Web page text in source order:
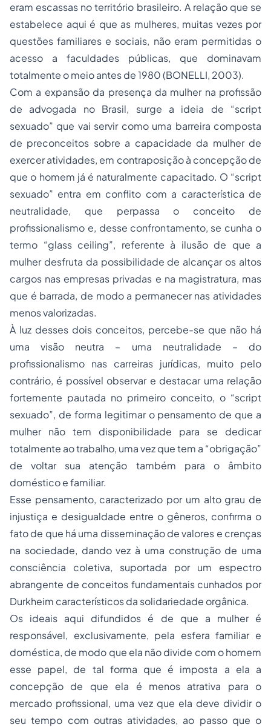
eram escassas no território brasileiro. A relação que se
estabelece aqui é que as mulheres, muitas vezes por
questões familiares e sociais, não eram permitidas o
acesso a faculdades públicas, que dominavam
totalmente o meio antes de 1980 (BONELLI, 2003).
Com a expansão da presença da mulher na profissão
de advogada no Brasil, surge a ideia de “script
sexuado” que vai servir como uma barreira composta
de preconceitos sobre a capacidade da mulher de
exercer atividades, em contraposição à concepção de
que o homem já é naturalmente capacitado. O “script
sexuado” entra em conflito com a característica de
neutralidade, que perpassa o conceito de
profissionalismo e, desse confrontamento, se cunha o
termo “glass ceiling”, referente à ilusão de que a
mulher desfruta da possibilidade de alcançar os altos
cargos nas empresas privadas e na magistratura, mas
que é barrada, de modo a permanecer nas atividades
menos valorizadas.
À luz desses dois conceitos, percebe-se que não há
uma visão neutra – uma neutralidade – do
profissionalismo nas carreiras jurídicas, muito pelo
contrário, é possível observar e destacar uma relação
fortemente pautada no primeiro conceito, o “script
sexuado”, de forma legitimar o pensamento de que a
mulher não tem disponibilidade para se dedicar
totalmente ao trabalho, uma vez que tem a “obrigação”
de voltar sua atenção também para o âmbito
doméstico e familiar.
Esse pensamento, caracterizado por um alto grau de
injustiça e desigualdade entre o gêneros, confirma o
fato de que há uma disseminação de valores e crenças
na sociedade, dando vez à uma construção de uma
consciência coletiva, suportada por um espectro
abrangente de conceitos fundamentais cunhados por
Durkheim característicos da solidariedade orgânica.
Os ideais aqui difundidos é de que a mulher é
responsável, exclusivamente, pela esfera familiar e
doméstica, de modo que ela não divide com o homem
esse papel, de tal forma que é imposta a ela a
concepção de que ela é menos atrativa para o
mercado profissional, uma vez que ela deve dividir o
seu tempo com outras atividades, ao passo que o